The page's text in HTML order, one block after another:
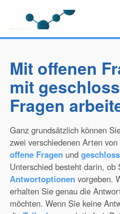
Mit offenen
mit
Fragen
Ganz grundsätzlich können
zwei verschiedenen Arten von
offene Fragen und
Unterschied besteht darin, ob
Antwortoptionen vorgeben.
erhalten Sie genau die
möchten. Wenn Sie keine